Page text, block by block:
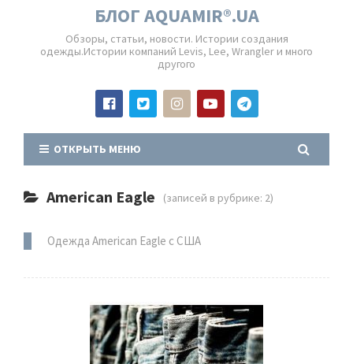
БЛОГ AQUAMIR®.UA
Обзоры, статьи, новости. Истории создания
одежды.Истории компаний Levis, Lee, Wrangler и много
другого
ОТКРЫТЬ МЕНЮ
American Eagle (записей в рубрике: 2)
Одежда American Eagle с США